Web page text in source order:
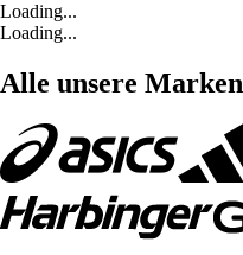
Loading...
Loading...
Alle unsere Marken